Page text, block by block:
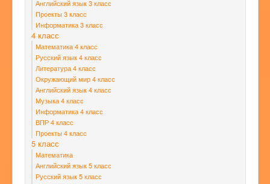
Английский язык 3 класс
Проекты 3 класс
Информатика 3 класс
4 класс
Математика 4 класс
Русский язык 4 класс
Литература 4 класс
Окружающий мир 4 класс
Английский язык 4 класс
Музыка 4 класс
Информатика 4 класс
ВПР 4 класс
Проекты 4 класс
5 класс
Математика
Английский язык 5 класс
Русский язык 5 класс